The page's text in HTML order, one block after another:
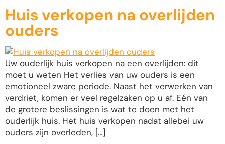
Huis verkopen na overlijden
ouders
Uw ouderlijk huis verkopen na een overlijden: dit
moet u weten Het verlies van uw ouders is een
emotioneel zware periode. Naast het verwerken van
verdriet, komen er veel regelzaken op u af. Eén van
de grotere beslissingen is wat te doen met het
ouderlijk huis. Het huis verkopen nadat allebei uw
ouders zijn overleden, […]